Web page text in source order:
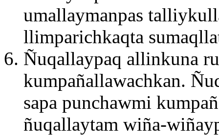
umallaymanpas
llimparichkaqta
Ñuqallaypaq allinkuna
kumpañallawachkan.
sapa punchawmi
ñuqallaytam wiña-